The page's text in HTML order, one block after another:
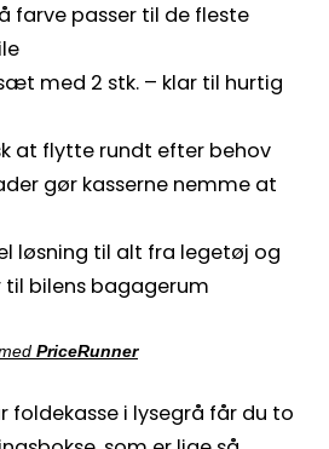
farve passer til de fleste
med 2 stk. – klar til hurtig
at flytte rundt efter behov
gør kasserne nemme at
løsning til alt fra legetøj og
bilens bagagerum
PriceRunner
foldekasse i lysegrå får du to